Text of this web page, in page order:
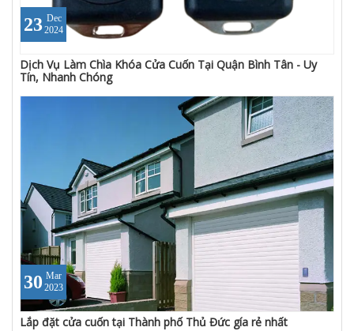
23 Dec
2024
Dịch Vụ Làm Chìa Khóa Cửa Cuốn Tại Quận Bình Tân - Uy
Tín, Nhanh Chóng
30 Mar
2023
Lắp đặt cửa cuốn tại Thành phố Thủ Đức gía rẻ nhất